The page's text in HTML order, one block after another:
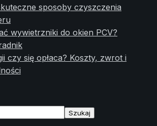
sposoby czyszczenia
wywietrzniki do okien PCV?
czy się opłaca? Koszty, zwrot i
Szukaj